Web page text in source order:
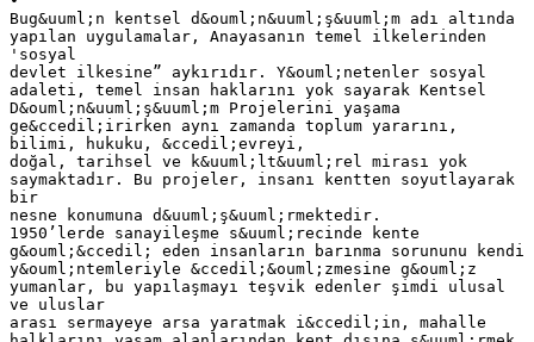
Bug&uuml;n kentsel d&ouml;n&uuml;ş&uuml;m adı altında
yapılan uygulamalar, Anayasanın temel ilkelerinden
'sosyal
devlet ilkesine” aykırıdır. Y&ouml;netenler sosyal
adaleti, temel insan haklarını yok sayarak Kentsel
D&ouml;n&uuml;ş&uuml;m Projelerini yaşama
ge&ccedil;irirken aynı zamanda toplum yararını,
bilimi, hukuku, &ccedil;evreyi,
doğal, tarihsel ve k&uuml;lt&uuml;rel mirası yok
saymaktadır. Bu projeler, insanı kentten soyutlayarak
bir
nesne konumuna d&uuml;ş&uuml;rmektedir.
1950’lerde sanayileşme s&uuml;recinde kente
g&ouml;&ccedil; eden insanların barınma sorununu kendi
y&ouml;ntemleriyle &ccedil;&ouml;zmesine g&ouml;z
yumanlar, bu yapılaşmayı teşvik edenler şimdi ulusal
ve uluslar
arası sermayeye arsa yaratmak i&ccedil;in, mahalle